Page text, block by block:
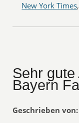
New York Times
Sehr
Bayern
Geschrieben von: